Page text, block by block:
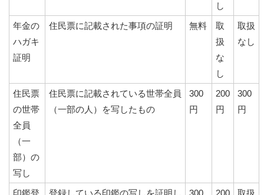
し
年金の
ハガキ
証明
住民票に記載された事項の証明 無料
取
扱
な
し
取扱
なし
住民票
の世帯
全員
（一
部）の
写し
住民票に記載されている世帯全員
（一部の人）を写したもの
300
円
200
円
300
円
印鑑登
登録している印鑑の写しを証明し
300
200
取扱